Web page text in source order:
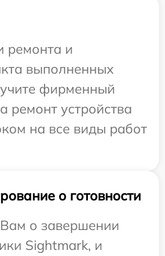
ремонта и
выполненных
фирменный
ремонт устройства
на все виды работ
о готовности
о завершении
Sightmark, и